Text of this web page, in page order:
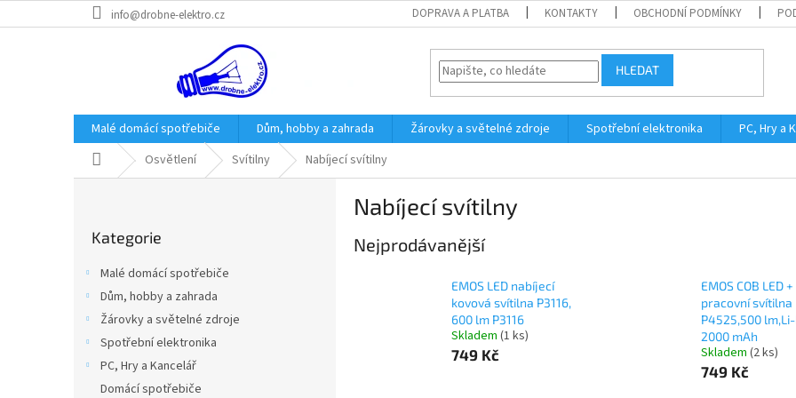
na
info@drobne-elektro.cz DOPRAVA A PLATBA KONTAKTY OBCHODNÍ PODMÍNKY
HLEDAT
Malé domácí spotřebiče Dům, hobby a zahrada Žárovky a světelné zdroje Spotřební elektronika PC, Hry a
Domů Osvětlení Svítilny Nabíjecí svítilny
kategorie
Kategorie
Malé domácí spotřebiče
Dům, hobby a zahrada
Žárovky a světelné zdroje
Spotřební elektronika
PC, Hry a Kancelář
Domácí spotřebiče
Nabíjecí svítilny
Nejprodávanější
EMOS LED nabíjecí
kovová svítilna P3116,
600 lm P3116
Skladem (1 ks)
749 Kč
EMOS COB LED
pracovní svítilna
P4525,500
2000 mAh
Skladem (2 ks)
749 Kč